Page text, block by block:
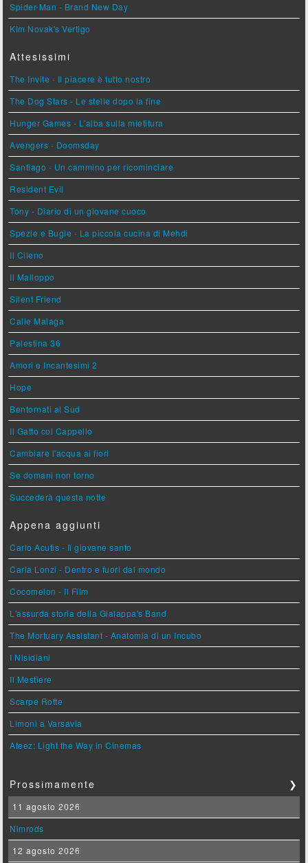
Spider-Man - Brand New Day
Kim Novak's Vertigo
Attesissimi
The Invite - Il piacere è tutto nostro
The Dog Stars - Le stelle dopo la fine
Hunger Games - L'alba sulla mietitura
Avengers - Doomsday
Santiago - Un cammino per ricominciare
Resident Evil
Tony - Diario di un giovane cuoco
Spezie e Bugie - La piccola cucina di Mehdi
Il Cileno
Il Malloppo
Silent Friend
Calle Malaga
Palestina 36
Amori e Incantesimi 2
Hope
Bentornati al Sud
Il Gatto col Cappello
Cambiare l'acqua ai fiori
Se domani non torno
Succederà questa notte
Appena aggiunti
Carlo Acutis - Il giovane santo
Carla Lonzi - Dentro e fuori dal mondo
Cocomelon - Il Film
L'assurda storia della Gialappa's Band
The Mortuary Assistant - Anatomia di un Incubo
I Nisidiani
Il Mestiere
Scarpe Rotte
Limoni a Varsavia
Ateez: Light the Way in Cinemas
Prossimamente ❯
11 agosto 2026
Nimrods
12 agosto 2026